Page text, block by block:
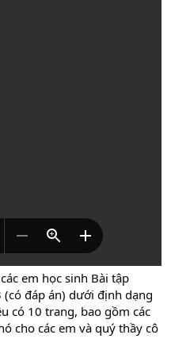
em học sinh Bài tập
(có đáp án) dưới định dạng
có 10 trang, bao gồm các
cho các em và quý thầy cô